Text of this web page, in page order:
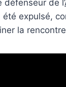
de l’
été expulsé,
la